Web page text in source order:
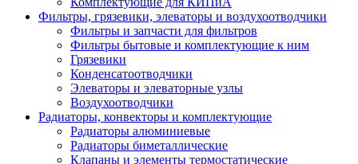
Фильтры, грязевики, элеваторы и воздухоотводчики
Фильтры и запчасти для фильтров
Фильтры бытовые и комплектующие к ним
Грязевики
Конденсатоотводчики
Элеваторы и элеваторные узлы
Воздухоотводчики
Радиаторы, конвекторы и комплектующие
Радиаторы алюминиевые
Радиаторы биметаллические
Клапаны и элементы термостатические